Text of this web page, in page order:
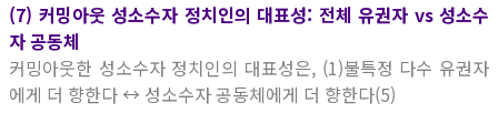
(7) 커밍아웃 성소수자 정치인의 대표성: 전체 유권자 vs 성소수
자 공동체
커밍아웃한 성소수자 정치인의 대표성은, (1)불특정 다수 유권자
에게 더 향한다 ↔ 성소수자 공동체에게 더 향한다(5)